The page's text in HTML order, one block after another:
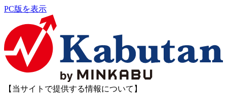
PC版を表示
【当サイトで提供する情報について】